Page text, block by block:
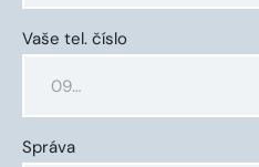
Vaše tel. číslo
Správa